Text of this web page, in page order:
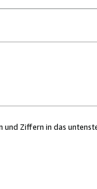
Ziffern in das